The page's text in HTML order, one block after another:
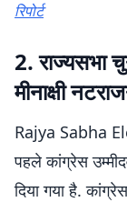
रिपोर्ट
2. राज्यसभा
मीनाक्षी
Rajya Sabha
पहले कांग्रेस
दिया गया है.